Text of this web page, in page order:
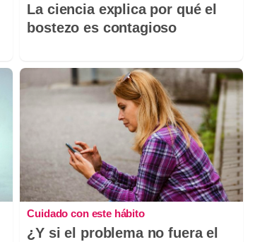
La ciencia explica por qué el
bostezo es contagioso
Cuidado con este hábito
¿Y si el problema no fuera el